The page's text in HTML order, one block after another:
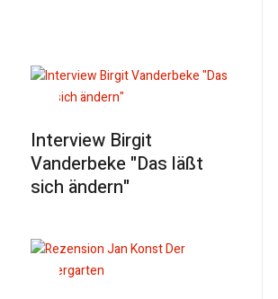
Interview Birgit
Vanderbeke "Das läßt
sich ändern"